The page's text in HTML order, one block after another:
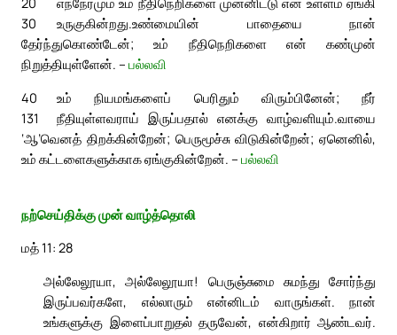
உருகுகின்றது.
30
உண்மையின் பாதையை நான்
தேர்ந்துகொண்டேன்; உம் நீதிநெறிகளை என் கண்முன்
நிறுத்தியுள்ளேன். – பல்லவி
40
உம் நியமங்களைப் பெரிதும் விரும்பினேன்; நீர்
நீதியுள்ளவராய் இருப்பதால் எனக்கு வாழ்வளியும்.
131
வாயை
‘ஆ’வெனத் திறக்கின்றேன்; பெருமூச்சு விடுகின்றேன்; ஏனெனில்,
உம் கட்டளைகளுக்காக ஏங்குகின்றேன். – பல்லவி
நற்செய்திக்கு முன் வாழ்த்தொலி
மத் 11: 28
அல்லேலூயா, அல்லேலூயா! பெருஞ்சுமை சுமந்து சோர்ந்து
இருப்பவர்களே, எல்லாரும் என்னிடம் வாருங்கள். நான்
உங்களுக்கு இளைப்பாறுதல் தருவேன், என்கிறார் ஆண்டவர்.